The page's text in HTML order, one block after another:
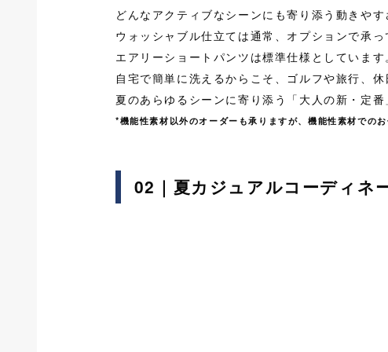
どんなアクティブなシーンにも寄り添う動きやす
ウォッシャブル仕立ては通常、オプションで承
エアリーショートパンツは標準仕様としています
自宅で簡単に洗えるからこそ、ゴルフや旅行、休
夏のあらゆるシーンに寄り添う「大人の新・定番
*機能性素材以外のオーダーも承りますが、機能性素材での
02｜夏カジュアルコーディネ